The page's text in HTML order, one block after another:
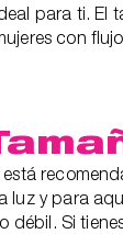
para ti. El
con
luz y para
débil. Si